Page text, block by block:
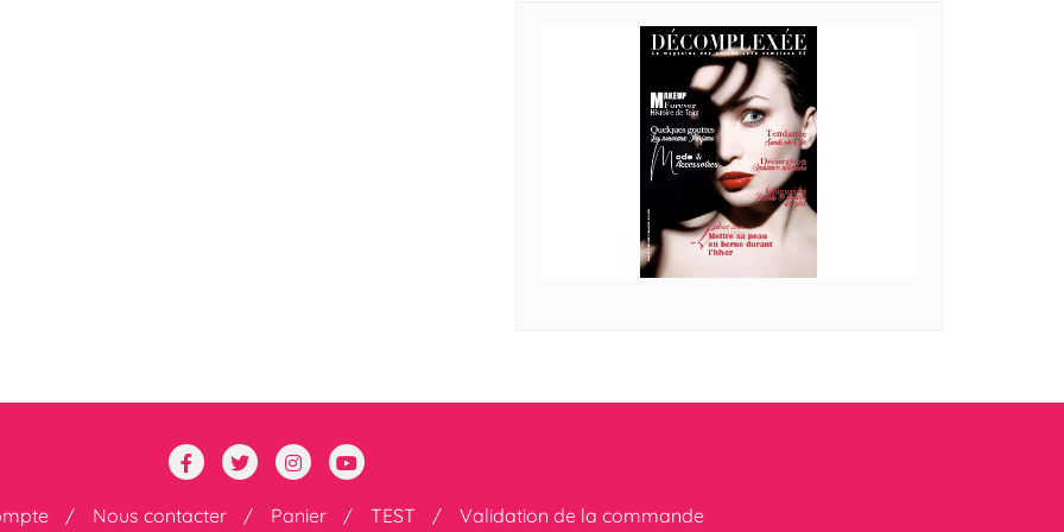
Nous contacter Panier TEST Validation de la commande